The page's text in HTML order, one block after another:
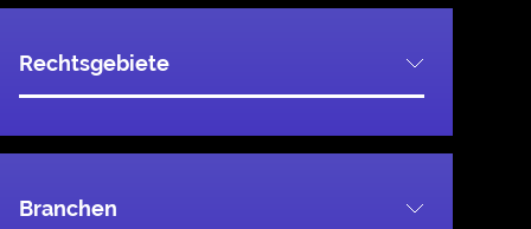
Rechtsgebiete
Branchen